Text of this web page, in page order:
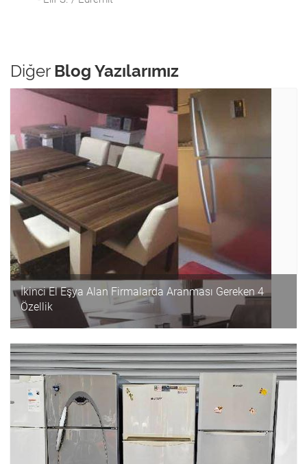
Diğer Blog Yazılarımız
İkinci El Eşya Alan Firmalarda Aranması Gereken 4
Özellik